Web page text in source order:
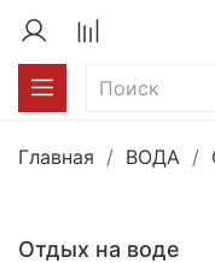
Главная ВОДА
Отдых на воде